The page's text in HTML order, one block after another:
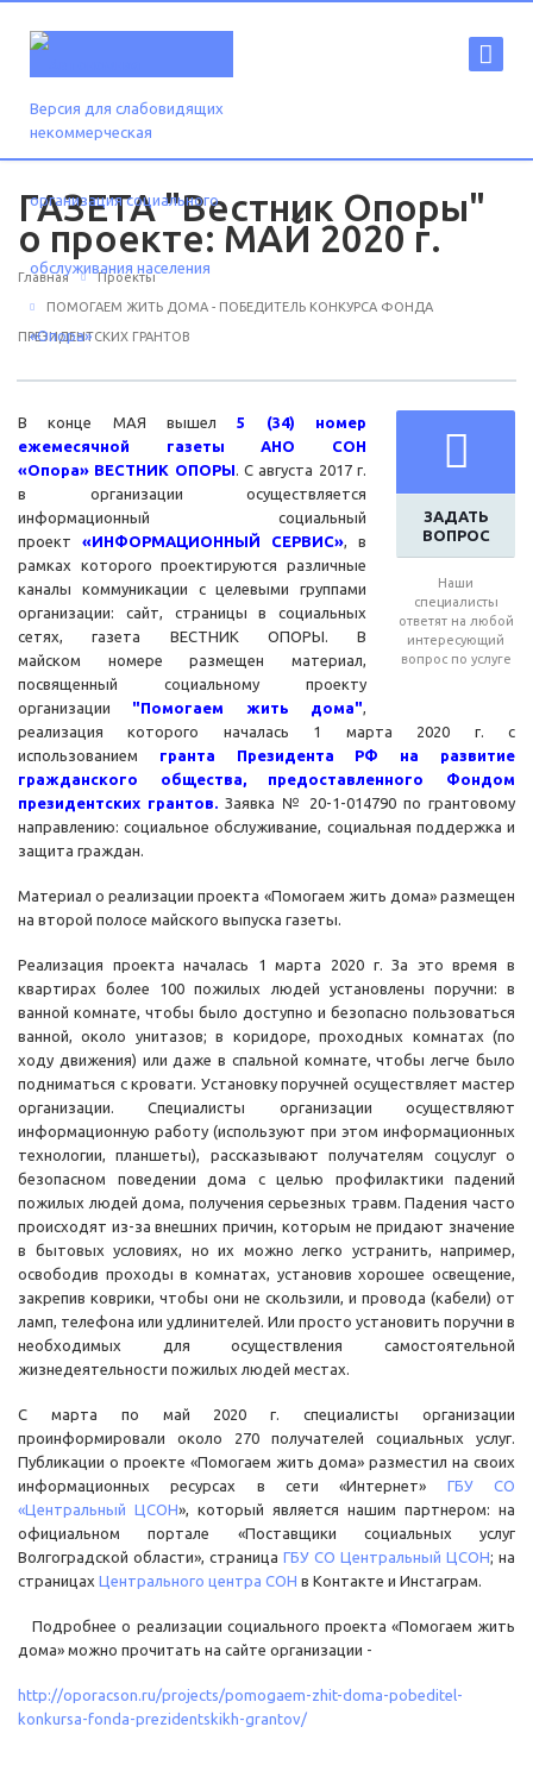
Версия для слабовидящих
ГАЗЕТА "Вестник Опоры"
о проекте: МАЙ 2020 г.
Главная Проекты
ПОМОГАЕМ ЖИТЬ ДОМА - ПОБЕДИТЕЛЬ КОНКУРСА ФОНДА
ПРЕЗИДЕНТСКИХ ГРАНТОВ
ЗАДАТЬ
ВОПРОС
Наши
специалисты
ответят на любой
интересующий
вопрос по услуге
В конце МАЯ вышел5 (34) номер
ежемесячной газеты АНО СОН
«Опора» ВЕСТНИК ОПОРЫ. С августа 2017 г.
в организации осуществляется
информационный социальный
проект «ИНФОРМАЦИОННЫЙ СЕРВИС», в
рамках которого проектируются различные
каналы коммуникации с целевыми группами
организации: сайт, страницы в социальных
сетях, газета ВЕСТНИК ОПОРЫ. В
майском номере размещен материал,
посвященный социальному проекту
организации "Помогаем жить дома",
реализация которого началась 1 марта 2020 г. с
использованием гранта Президента РФ на развитие
гражданского общества, предоставленного Фондом
президентских грантов.Заявка № 20-1-014790 по грантовому
направлению: социальное обслуживание, социальная поддержка и
защита граждан.
Материал о реализации проекта «Помогаем жить дома» размещен
на второй полосе майского выпуска газеты.
Реализация проекта началась 1 марта 2020 г. За это время в
квартирах более 100 пожилых людей установлены поручни: в
ванной комнате, чтобы было доступно и безопасно пользоваться
ванной, около унитазов; в коридоре, проходных комнатах (по
ходу движения) или даже в спальной комнате, чтобы легче было
подниматься с кровати. Установку поручней осуществляет мастер
организации. Специалисты организации осуществляют
информационную работу (используют при этом информационных
технологии, планшеты), рассказывают получателям соцуслуг о
безопасном поведении дома с целью профилактики падений
пожилых людей дома, получения серьезных травм. Падения часто
происходят из-за внешних причин, которым не придают значение
в бытовых условиях, но их можно легко устранить, например,
освободив проходы в комнатах, установив хорошее освещение,
закрепив коврики, чтобы они не скользили, и провода (кабели) от
ламп, телефона или удлинителей. Или просто установить поручни в
необходимых для осуществления самостоятельной
жизнедеятельности пожилых людей местах.
С марта по май 2020 г. специалисты организации
проинформировали около 270 получателей социальных услуг.
Публикации о проекте «Помогаем жить дома» разместил на своих
информационных ресурсах в сети «Интернет» ГБУ СО
«Центральный ЦСОН», который является нашим партнером: на
официальном портале «Поставщики социальных услуг
Волгоградской области», страница ГБУ СО Центральный ЦСОН; на
страницах Центрального центра СОН в Контакте и Инстаграм.
Подробнее о реализации социального проекта «Помогаем жить
дома» можно прочитать на сайте организации -
http://oporacson.ru/projects/pomogaem-zhit-doma-pobeditel-
konkursa-fonda-prezidentskikh-grantov/